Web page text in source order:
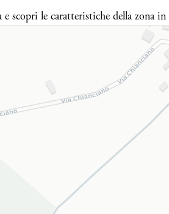
e scopri le caratteristiche della zona